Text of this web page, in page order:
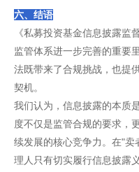
六、结语
《私募投资基金信息披露监
监管体系进一步完善的重要
法既带来了合规挑战，也提
契机。
我们认为，信息披露的本质
度不仅是监管合规的要求，
续发展的核心竞争力。在"
理人只有切实履行信息披露